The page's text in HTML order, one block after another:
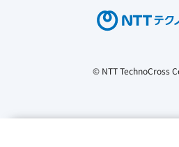
© NTT TechnoCross